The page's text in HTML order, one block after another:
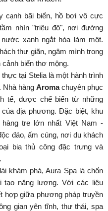
cạnh bãi biển, hồ bơi vô cực
nhìn "triệu đô", nơi đường
xanh ngắt hòa làm một.
thư giãn, ngâm mình trong
biển thơ mộng.
thực tại Stelia là một hành trình
Nhà hàng Aromachuyên phục
tế, được chế biến từ những
địa phương. Đặc biệt, khu
hàng tre lớn nhất Việt Nam -
đáo, ấm cúng, nơi du khách
bia thủ công đặc trưng và
khám phá, Aura Spa là chốn
tạo năng lượng. Với các liệu
hợp giữa phương pháp truyền
gian yên tĩnh, thư thái, spa